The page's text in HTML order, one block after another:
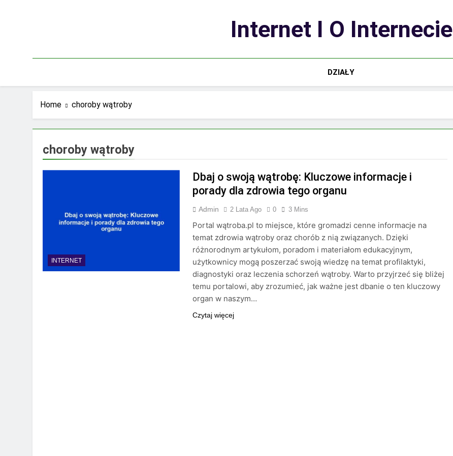
Internet I O Internecie
DZIAŁY
Home choroby wątroby
choroby wątroby
INTERNET
Dbaj o swoją wątrobę: Kluczowe informacje i
porady dla zdrowia tego organu
Admin 2 Lata Ago 0 3 Mins
Portal wątroba.pl to miejsce, które gromadzi cenne informacje na
temat zdrowia wątroby oraz chorób z nią związanych. Dzięki
różnorodnym artykułom, poradom i materiałom edukacyjnym,
użytkownicy mogą poszerzać swoją wiedzę na temat profilaktyki,
diagnostyki oraz leczenia schorzeń wątroby. Warto przyjrzeć się bliżej
temu portalowi, aby zrozumieć, jak ważne jest dbanie o ten kluczowy
organ w naszym…
Czytaj więcej